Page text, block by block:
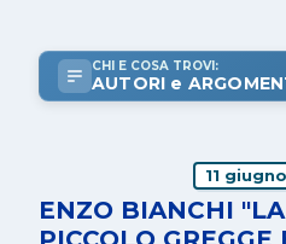
CHI E COSA TROVI:
AUTORI e
11
ENZO BIANCHI